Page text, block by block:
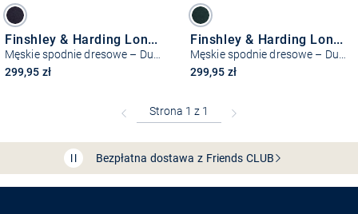
Finshley & Harding London
299,95 zł
Finshley & Harding London
299,95 zł
Bezpłatna dostawa z FriendsCLUB
Przedłużenie czasu zwrotu towaru: 60 dni